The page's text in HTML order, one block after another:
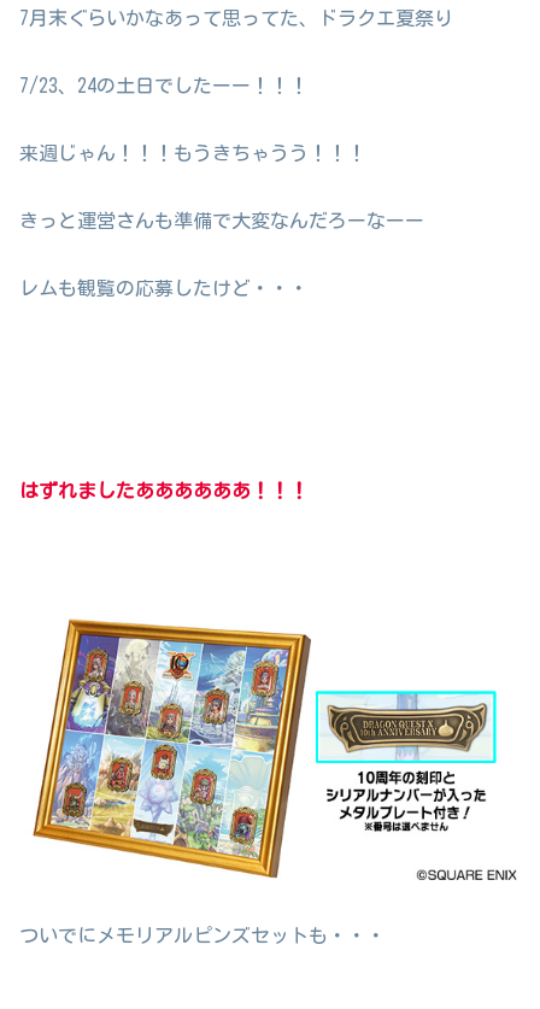
7月末ぐらいかなあって思ってた、ドラクエ夏祭り
7/23、24の土日でしたーー！！！
来週じゃん！！！もうきちゃうう！！！
きっと運営さんも準備で大変なんだろーなーー
レムも観覧の応募したけど・・・
はずれましたああああああ！！！
ついでにメモリアルピンズセットも・・・